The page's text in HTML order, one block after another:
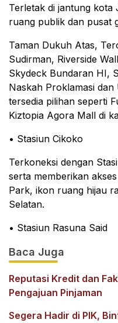
Terletak di jantung kota
ruang publik dan pusat
Taman Dukuh Atas,
Sudirman, Riverside
Skydeck Bundaran HI,
Naskah Proklamasi
tersedia pilihan seperti
Kiztopia Agora Mall di
• Stasiun Cikoko
Terkoneksi dengan
serta memberikan
Park, ikon ruang hijau
Selatan.
• Stasiun Rasuna Said
Baca Juga
Reputasi Kredit dan
Pengajuan Pinjaman
Segera Hadir di PIK,